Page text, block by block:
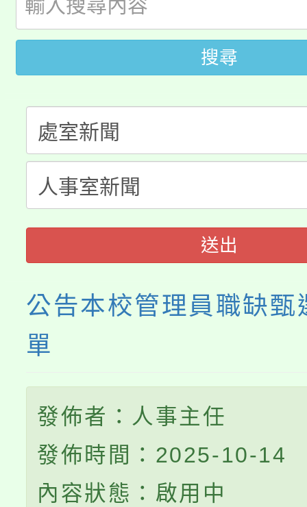
開!
田徑場及游泳池舉行。
桃園市低收入戶享有免
視費優惠，中低收入戶
半價優惠，詳情可洽有
者。
大園自造教育及科技中
份教師增能研習
大溪自造教育及科技中
份教師研習
淨零綠生活教案入校路
會
115年食農教育專業人
程
搜尋
送出
公告本校管理員職缺甄
單
發佈者：人事主任
發佈時間：2025-10-14
內容狀態：啟用中